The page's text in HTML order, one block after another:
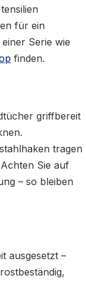
für ein
Serie wie
finden.
griffbereit
tragen
Sie auf
– so bleiben
ausgesetzt –